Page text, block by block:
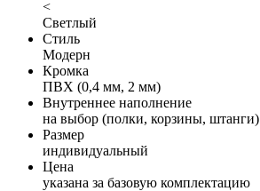
<
Светлый
Стиль
Модерн
Кромка
ПВХ (0,4 мм, 2 мм)
Внутреннее наполнение
на выбор (полки, корзины, штанги)
Размер
индивидуальный
Цена
указана за базовую комплектацию